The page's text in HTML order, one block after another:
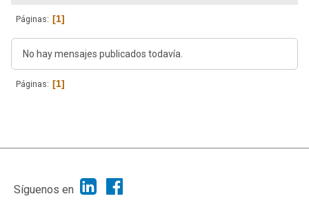
Páginas 1
No hay mensajes publicados todavía.
Páginas 1
|
Síguenos en